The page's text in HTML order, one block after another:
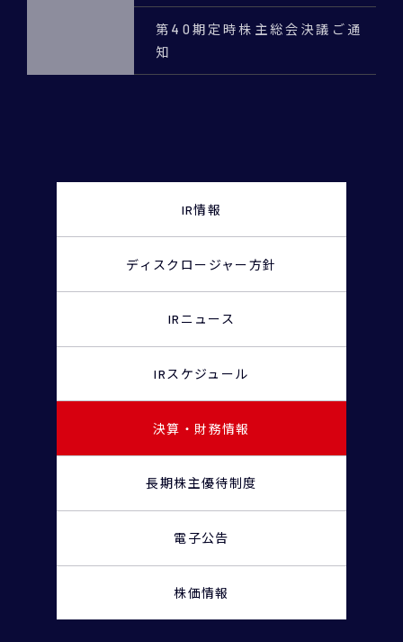
第40期定時株主総会決議ご通
知
IR情報
ディスクロージャー方針
IRニュース
IRスケジュール
決算・財務情報
長期株主優待制度
電子公告
株価情報